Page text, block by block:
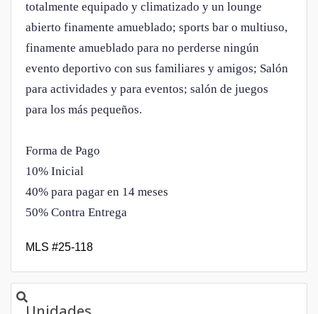
totalmente equipado y climatizado y un lounge
abierto finamente amueblado; sports bar o multiuso,
finamente amueblado para no perderse ningún
evento deportivo con sus familiares y amigos; Salón
para actividades y para eventos; salón de juegos
para los más pequeños.
Forma de Pago
10% Inicial
40% para pagar en 14 meses
50% Contra Entrega
MLS #25-118